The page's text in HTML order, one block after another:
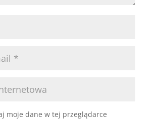
moje dane w tej przeglądarce